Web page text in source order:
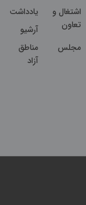
اشتغال و
تعاون
یادداشت
آرشیو
مجلس
مناطق
آزاد